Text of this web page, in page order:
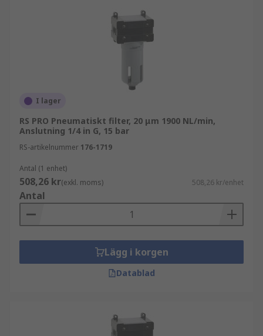
Pneumatiska koalescerande filter - för att
Absorberande filter - avlägsnar olja från
komprimerade luftströmmar
I lager
RS PRO Pneumatiskt filter, 20 μm 1900 NL/min,
Anslutning 1/4 in G, 15 bar
RS-artikelnummer 176-1719
Antal (1 enhet)
508,26 kr(exkl. moms) 508,26 kr/enhet
Antal
Lägg i korgen
Datablad